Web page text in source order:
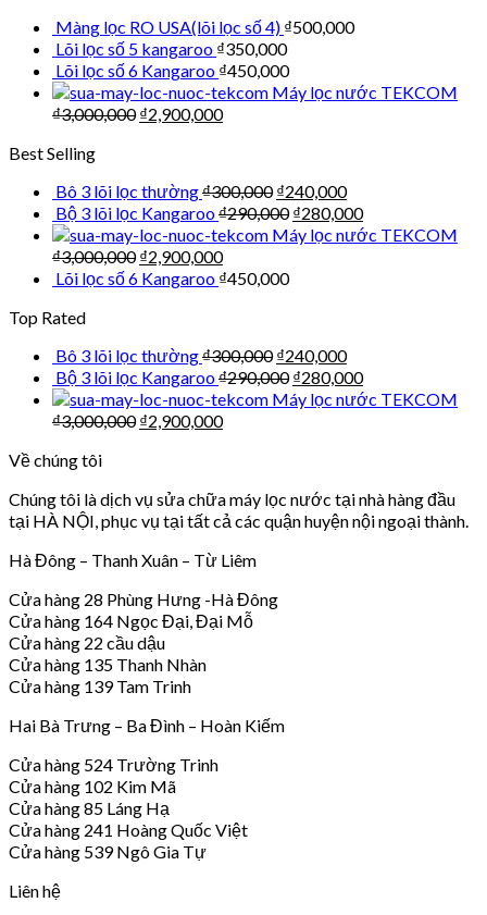
Màng lọc RO USA(lõi lọc số 4) ₫500,000
Lõi lọc số 5 kangaroo ₫350,000
Lõi lọc số 6 Kangaroo ₫450,000
Máy lọc nước TEKCOM
₫3,000,000 ₫2,900,000
Best Selling
Bô 3 lõi lọc thường₫300,000 ₫240,000
Bộ 3 lõi lọc Kangaroo₫290,000 ₫280,000
Máy lọc nước TEKCOM
₫3,000,000 ₫2,900,000
Lõi lọc số 6 Kangaroo ₫450,000
Top Rated
Bô 3 lõi lọc thường₫300,000 ₫240,000
Bộ 3 lõi lọc Kangaroo₫290,000 ₫280,000
Máy lọc nước TEKCOM
₫3,000,000 ₫2,900,000
Về chúng tôi
Chúng tôi là dịch vụ sửa chữa máy lọc nước tại nhà hàng đầu
tại HÀ NỘI, phục vụ tại tất cả các quận huyện nội ngoại thành.
Hà Đông – Thanh Xuân – Từ Liêm
Cửa hàng 28 Phùng Hưng -Hà Đông
Cửa hàng 164 Ngọc Đại, Đại Mỗ
Cửa hàng 22 cầu dậu
Cửa hàng 135 Thanh Nhàn
Cửa hàng 139 Tam Trinh
Hai Bà Trưng – Ba Đình – Hoàn Kiếm
Cửa hàng 524 Trường Trinh
Cửa hàng 102 Kim Mã
Cửa hàng 85 Láng Hạ
Cửa hàng 241 Hoàng Quốc Việt
Cửa hàng 539 Ngô Gia Tự
Liên hệ